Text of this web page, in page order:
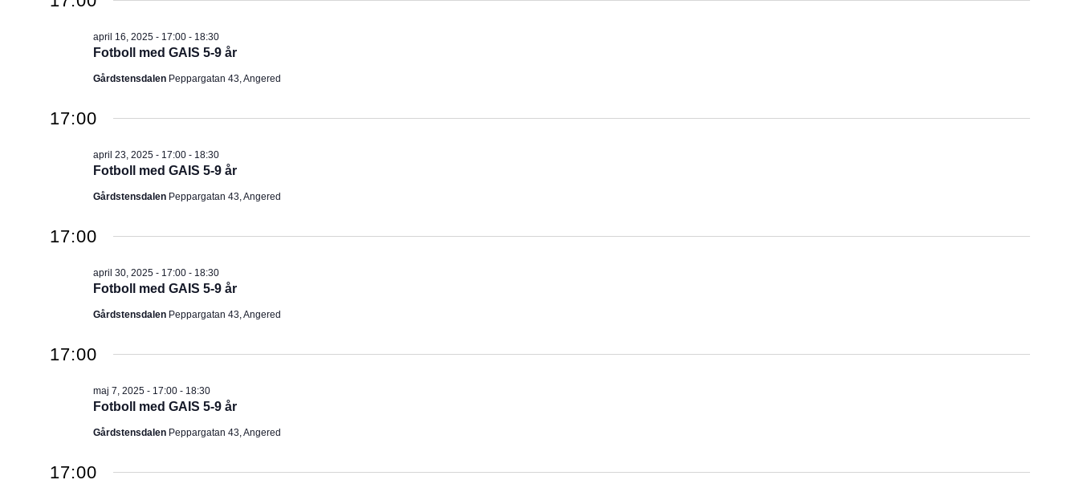
Fotboll med GAIS 5-9 år
april 16, 2025 - 17:00- 18:30
Gårdstensdalen Peppargatan 43, Angered
17:00
Fotboll med GAIS 5-9 år
april 23, 2025 - 17:00- 18:30
Gårdstensdalen Peppargatan 43, Angered
17:00
Fotboll med GAIS 5-9 år
april 30, 2025 - 17:00- 18:30
Gårdstensdalen Peppargatan 43, Angered
17:00
Fotboll med GAIS 5-9 år
maj 7, 2025 - 17:00- 18:30
Gårdstensdalen Peppargatan 43, Angered
17:00